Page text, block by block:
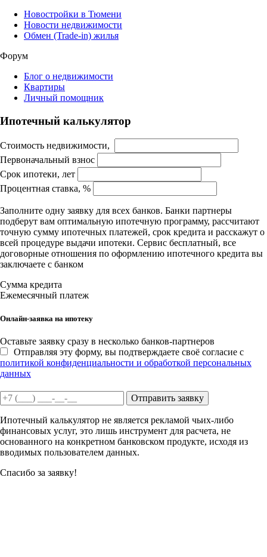
Новостройки в Тюмени
Новости недвижимости
Обмен (Trade-in) жилья
Форум
Блог о недвижимости
Квартиры
Личный помощник
Ипотечный калькулятор
Стоимость недвижимости,
Первоначальный взнос
Срок ипотеки, лет
Процентная ставка, %
Заполните одну заявку для всех банков. Банки партнеры
подберут вам оптимальную ипотечную программу, рассчитают
точную сумму ипотечных платежей, срок кредита и расскажут о
всей процедуре выдачи ипотеки. Сервис бесплатный, все
договорные отношения по оформлению ипотечного кредита вы
заключаете с банком
Сумма кредита
Ежемесячный платеж
Онлайн-заявка на ипотеку
Оставьте заявку сразу в несколько банков-партнеров
Отправляя эту форму, вы подтверждаете своё согласие с
политикой конфиденциальности и обработкой персональных
данных
Отправить заявку
Ипотечный калькулятор не является рекламой чьих-либо
финансовых услуг, это лишь инструмент для расчета, не
основанного на конкретном банковском продукте, исходя из
вводимых пользователем данных.
Спасибо за заявку!